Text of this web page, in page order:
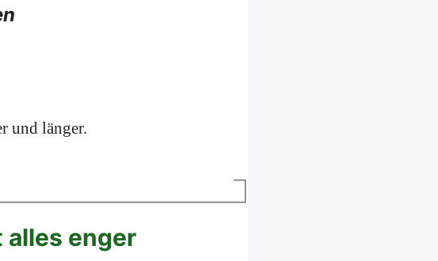
und länger.
alles enger